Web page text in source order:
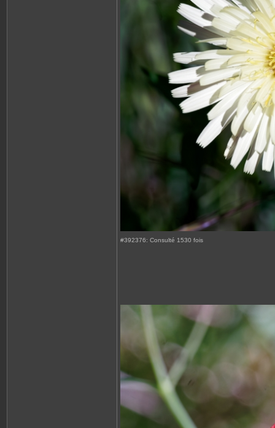
#392376: Consulté 1530 fois